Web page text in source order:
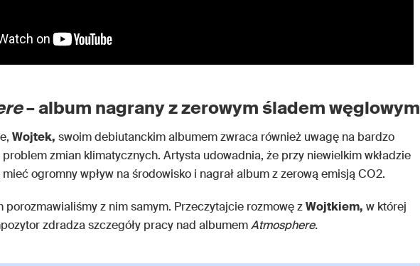
– album nagrany z zerowym śladem węglowym
Wojtek, swoim debiutanckim albumem zwraca również uwagę na bardzo
problem zmian klimatycznych. Artysta udowadnia, że przy niewielkim wkładzie
mieć ogromny wpływ na środowisko i nagrał album z zerową emisją CO2.
porozmawialiśmy z nim samym. Przeczytajcie rozmowę zWojtkiem, w której
zdradza szczegóły pracy nad albumemAtmosphere.